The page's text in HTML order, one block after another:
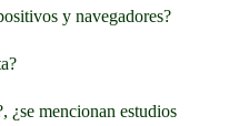
y navegadores?
¿se mencionan estudios